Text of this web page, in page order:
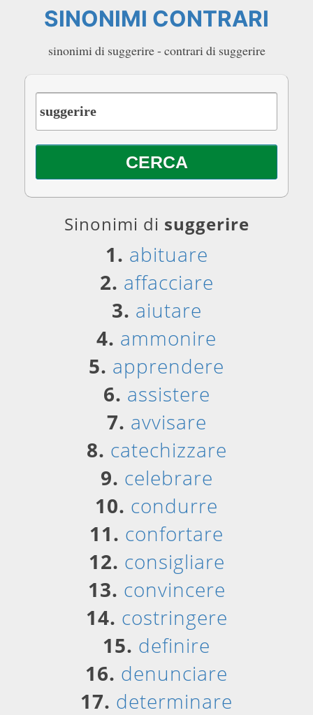
SINONIMI CONTRARI
sinonimi di suggerire - contrari di suggerire
Sinonimi di suggerire
1. abituare
2. affacciare
3. aiutare
4. ammonire
5. apprendere
6. assistere
7. avvisare
8. catechizzare
9. celebrare
10. condurre
11. confortare
12. consigliare
13. convincere
14. costringere
15. definire
16. denunciare
17. determinare